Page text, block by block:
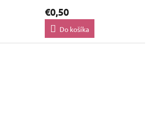
€0,50
Do košíka